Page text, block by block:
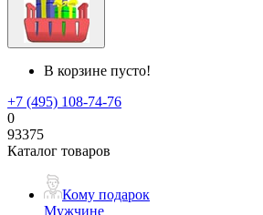
В корзине пусто!
+7 (495) 108-74-76
0
93375
Каталог товаров
Кому подарок
Мужчине